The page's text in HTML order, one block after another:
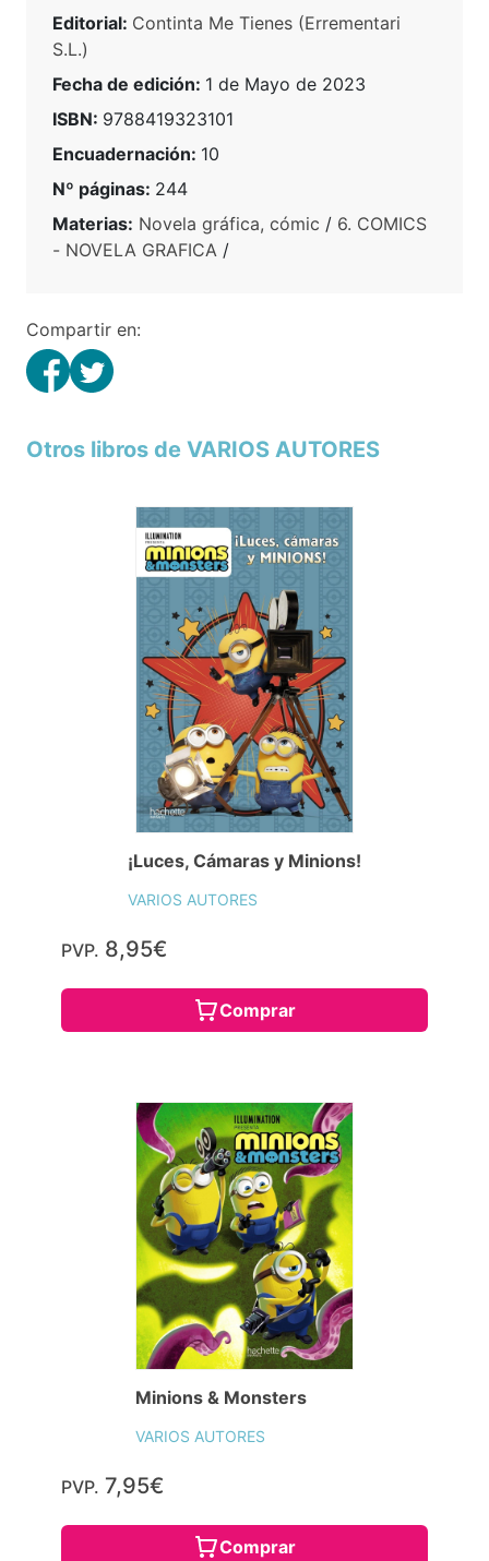
Editorial: Continta Me Tienes (Errementari
S.L.)
Fecha de edición: 1 de Mayo de 2023
ISBN: 9788419323101
Encuadernación: 10
Nº páginas: 244
Materias: Novela gráfica, cómic / 6. COMICS
- NOVELA GRAFICA /
Compartir en:
Otros libros de VARIOS AUTORES
¡Luces, Cámaras y Minions!
VARIOS AUTORES
PVP. 8,95€
Comprar
Minions & Monsters
VARIOS AUTORES
PVP. 7,95€
Comprar